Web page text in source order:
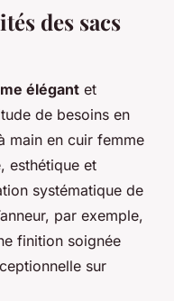
des sacs
élégant et
de besoins en
main en cuir femme
esthétique et
systématique de
par exemple,
finition soignée
sur